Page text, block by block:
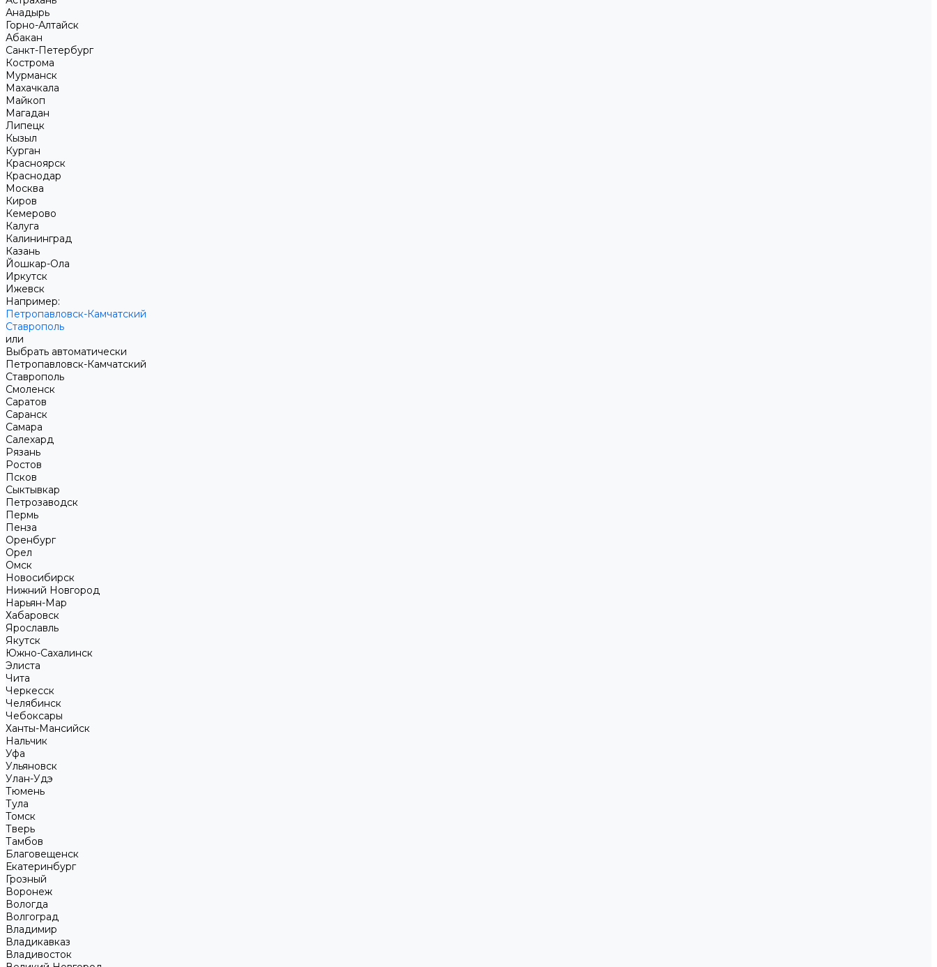
Анадырь
Горно-Алтайск
Абакан
Санкт-Петербург
Кострома
Мурманск
Махачкала
Майкоп
Магадан
Липецк
Кызыл
Курган
Красноярск
Краснодар
Москва
Киров
Кемерово
Калуга
Калининград
Казань
Йошкар-Ола
Иркутск
Ижевск
Например:
Петропавловск-Камчатский
Ставрополь
или
Выбрать автоматически
Петропавловск-Камчатский
Ставрополь
Смоленск
Саратов
Саранск
Самара
Салехард
Рязань
Ростов
Псков
Сыктывкар
Петрозаводск
Пермь
Пенза
Оренбург
Орел
Омск
Новосибирск
Нижний Новгород
Нарьян-Мар
Хабаровск
Ярославль
Якутск
Южно-Сахалинск
Элиста
Чита
Черкесск
Челябинск
Чебоксары
Ханты-Мансийск
Нальчик
Уфа
Ульяновск
Улан-Удэ
Тюмень
Тула
Томск
Тверь
Тамбов
Благовещенск
Екатеринбург
Грозный
Воронеж
Вологда
Волгоград
Владимир
Владикавказ
Владивосток